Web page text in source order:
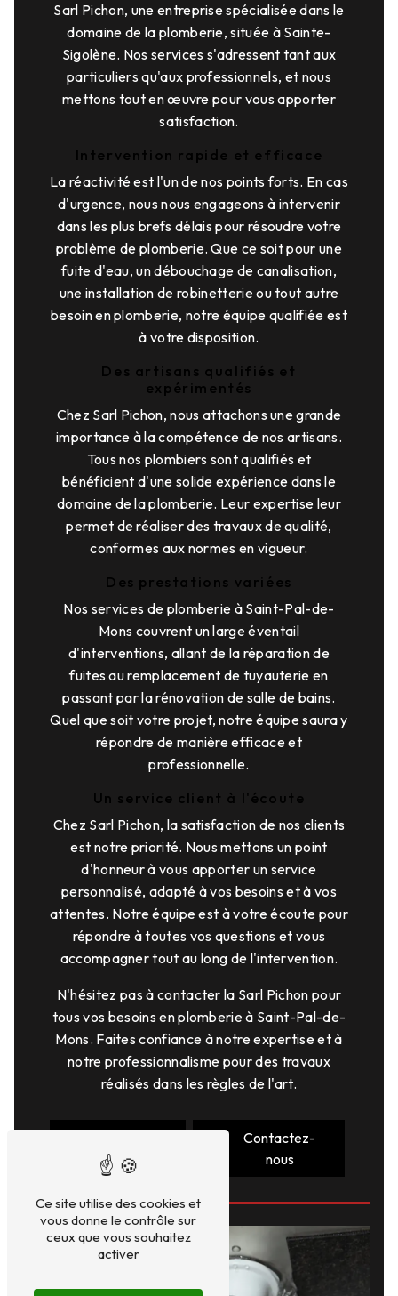
Sarl Pichon, une entreprise spécialisée dans le
domaine de la plomberie, située à Sainte-
Sigolène. Nos services s'adressent tant aux
particuliers qu'aux professionnels, et nous
mettons tout en œuvre pour vous apporter
satisfaction.
Intervention rapide et efficace
La réactivité est l'un de nos points forts. En cas
d'urgence, nous nous engageons à intervenir
dans les plus brefs délais pour résoudre votre
problème de plomberie. Que ce soit pour une
fuite d'eau, un débouchage de canalisation,
une installation de robinetterie ou tout autre
besoin en plomberie, notre équipe qualifiée est
à votre disposition.
Des artisans qualifiés et
expérimentés
Chez Sarl Pichon, nous attachons une grande
importance à la compétence de nos artisans.
Tous nos plombiers sont qualifiés et
bénéficient d'une solide expérience dans le
domaine de la plomberie. Leur expertise leur
permet de réaliser des travaux de qualité,
conformes aux normes en vigueur.
Des prestations variées
Nos services de plomberie à Saint-Pal-de-
Mons couvrent un large éventail
d'interventions, allant de la réparation de
fuites au remplacement de tuyauterie en
passant par la rénovation de salle de bains.
Quel que soit votre projet, notre équipe saura y
répondre de manière efficace et
professionnelle.
Un service client à l'écoute
Chez Sarl Pichon, la satisfaction de nos clients
est notre priorité. Nous mettons un point
d'honneur à vous apporter un service
personnalisé, adapté à vos besoins et à vos
attentes. Notre équipe est à votre écoute pour
répondre à toutes vos questions et vous
accompagner tout au long de l'intervention.
N'hésitez pas à contacter la Sarl Pichon pour
tous vos besoins en plomberie à Saint-Pal-de-
Mons. Faites confiance à notre expertise et à
notre professionnalisme pour des travaux
réalisés dans les règles de l'art.
plus
Contactez-
nous
Ce site utilise des cookies et
vous donne le contrôle sur
ceux que vous souhaitez
activer